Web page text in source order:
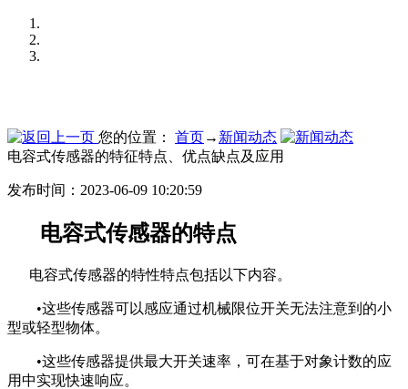
您的位置： 首页→ 新闻动态
电容式传感器的特征特点、优点缺点及应用
发布时间：2023-06-09 10:20:59
电容式传感器的特点
电容式传感器的特性特点包括以下内容。
•这些传感器可以感应通过机械限位开关无法注意到的小
型或轻型物体。
•这些传感器提供最大开关速率，可在基于对象计数的应
用中实现快速响应。